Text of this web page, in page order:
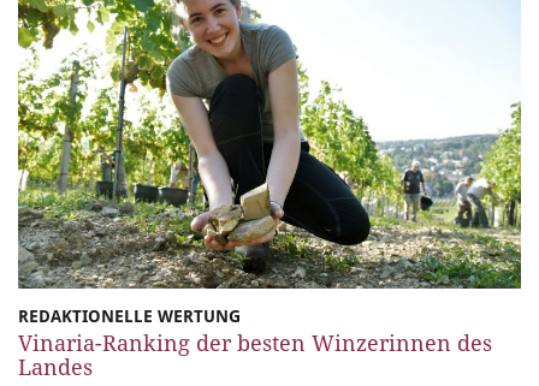
REDAKTIONELLE WERTUNG
Vinaria-Ranking der besten Winzerinnen des
Landes